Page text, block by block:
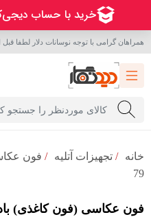
همراهان گرامی با توجه نوسانات دلار لطفا قبل
خانه / تجهیزات آتلیه / فون
79
فون عکاسی (فون کاغذی)